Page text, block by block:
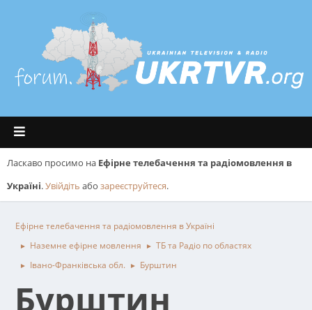
Ласкаво просимо на Ефірне телебачення та радіомовлення в
Україні.Увійдіть або зареєструйтеся.
Ефірне телебачення та радіомовлення в Україні
► Наземне ефірне мовлення ► ТБ та Радіо по областях
► Івано-Франківська обл. ► Бурштин
Бурштин